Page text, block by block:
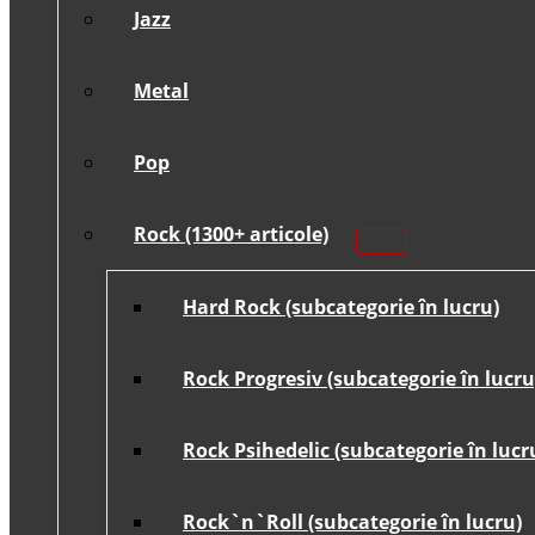
Jazz
Metal
Pop
Rock (1300+ articole)
Hard Rock (subcategorie în lucru)
Rock Progresiv (subcategorie în
Rock Psihedelic (subcategorie în
Rock`n`Roll (subcategorie în lucru)